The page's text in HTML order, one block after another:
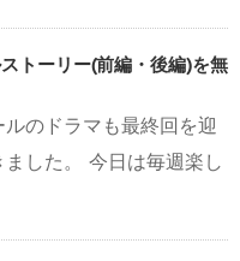
トーリー(前編・後編)を無
のドラマも最終回を迎
ました。 今日は毎週楽し